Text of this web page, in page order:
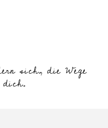
sich, die Wege